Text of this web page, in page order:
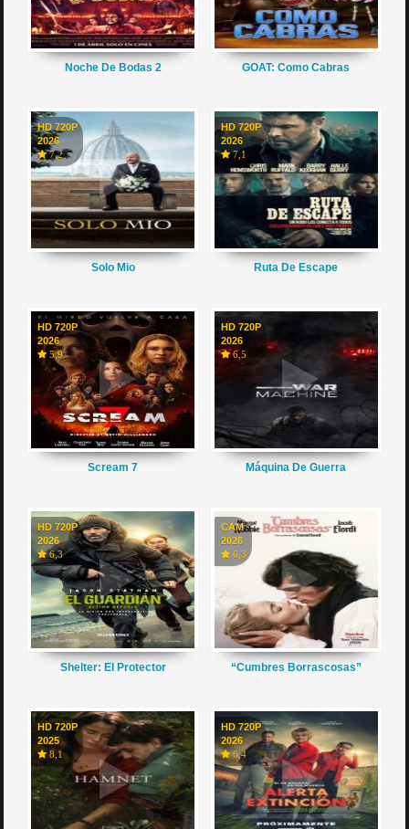
Noche De Bodas 2 GOAT: Como Cabras
HD 720P
2026
7,2
Solo Mio
HD 720P
2026
7,1
Ruta De Escape
HD 720P
2026
5,9
Scream 7
HD 720P
2026
6,5
Máquina De Guerra
HD 720P
2026
6,3
Shelter: El Protector
CAM
2026
6,3
“Cumbres Borrascosas”
HD 720P
2025
8,1
HD 720P
2026
6,4